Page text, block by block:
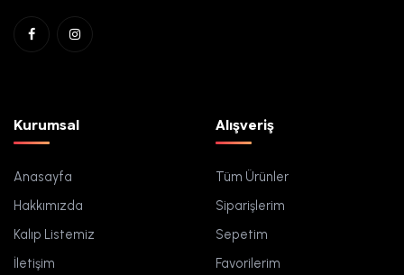
Kurumsal
Anasayfa
Hakkımızda
Kalıp Listemiz
İletişim
Alışveriş
Tüm Ürünler
Siparişlerim
Sepetim
Favorilerim